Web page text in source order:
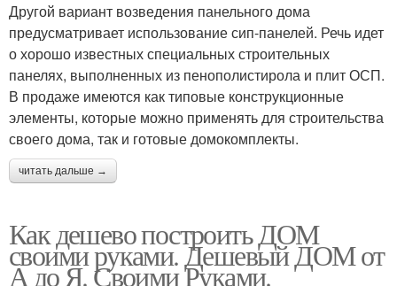
Другой вариант возведения панельного дома
предусматривает использование сип-панелей. Речь идет
о хорошо известных специальных строительных
панелях, выполненных из пенополистирола и плит ОСП.
В продаже имеются как типовые конструкционные
элементы, которые можно применять для строительства
своего дома, так и готовые домокомплекты.
читать дальше →
Как дешево построить ДОМ
своими руками. Дешевый ДОМ от
А до Я. Своими Руками.